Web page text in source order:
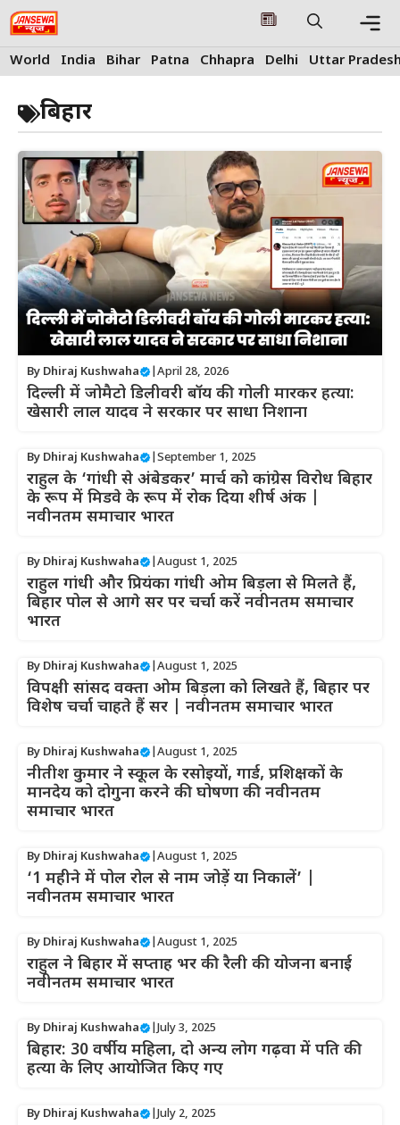
Skip
to
content
World India Bihar Patna Chhapra Delhi Uttar
बिहार
By Dhiraj Kushwaha April 28, 2026
दिल्ली में जोमैटो डिलीवरी बॉय की गोली मारकर हत्या:
खेसारी लाल यादव ने सरकार पर साधा निशाना
By Dhiraj Kushwaha September 1, 2025
राहुल के ‘गांधी से अंबेडकर’ मार्च को कांग्रेस विरोध बिहार
के रूप में मिडवे के रूप में रोक दिया शीर्ष अंक |
नवीनतम समाचार भारत
By Dhiraj Kushwaha August 1, 2025
राहुल गांधी और प्रियंका गांधी ओम बिड़ला से मिलते हैं,
बिहार पोल से आगे सर पर चर्चा करें नवीनतम समाचार
भारत
By Dhiraj Kushwaha August 1, 2025
विपक्षी सांसद वक्ता ओम बिड़ला को लिखते हैं, बिहार पर
विशेष चर्चा चाहते हैं सर | नवीनतम समाचार भारत
By Dhiraj Kushwaha August 1, 2025
नीतीश कुमार ने स्कूल के रसोइयों, गार्ड, प्रशिक्षकों के
मानदेय को दोगुना करने की घोषणा की नवीनतम
समाचार भारत
By Dhiraj Kushwaha August 1, 2025
‘1 महीने में पोल रोल से नाम जोड़ें या निकालें’ |
नवीनतम समाचार भारत
By Dhiraj Kushwaha August 1, 2025
राहुल ने बिहार में सप्ताह भर की रैली की योजना बनाई
नवीनतम समाचार भारत
By Dhiraj Kushwaha July 3, 2025
बिहार: 30 वर्षीय महिला, दो अन्य लोग गढ़वा में पति की
हत्या के लिए आयोजित किए गए
By Dhiraj Kushwaha July 2, 2025